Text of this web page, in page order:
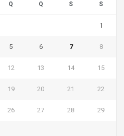
Q Q S S
1
5 6 7 8
12 13 14 15
19 20 21 22
26 27 28 29